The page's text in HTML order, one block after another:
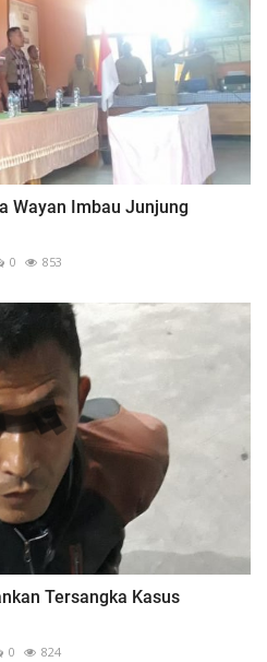
Wayan Imbau Junjung
0 853
Tersangka Kasus
0 824